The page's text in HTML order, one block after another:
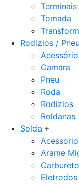
Terminais
Tomada
Rodizios /
Camara
Pneu
Roda
Rodizios
Roldanas
Solda
Arame
Carbureto
Eletrodos